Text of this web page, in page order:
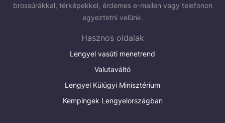
brossúrákkal, térképekkel, érdemes e-mailen vagy telefonon
egyeztetni velünk.
Hasznos oldalak
Lengyel vasúti menetrend
Valutaváltó
Lengyel Külügyi Minisztérium
Kempingek Lengyelországban